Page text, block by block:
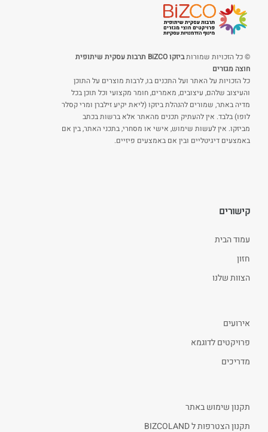
© כל הזכויות שמורות
ביזקו BiZCO תרבות עסקית שיתופית
חוצה מגזרים
כל הזכויות על האתר ועל התכנים בו, לרבות מוצרים על התוכן
והעיצוב שלהם, עיצובים, מאמרים, חומר מקצועי וכל תוכן בכל
מדיה באתר, שמורים להנהלת ביזקו (ליאת יקיע זילברן ומרי קסלר
לופו) בלבד. אין להעתיק תכנים מהאתר אלא ברשות בכתב
מביזקו. אין לעשות שימוש, אישי או מסחרי, בתכני האתר, בין אם
באמצעים דיגיטליים ובין אם באמצעים פיזיים.
קישורים
עמוד הבית
חזון
הצוות שלנו
אירועים
פרויקטים לדוגמא
מדריכים
תקנון שימוש באתר
תקנון הצטרפות ל BIZCOLAND